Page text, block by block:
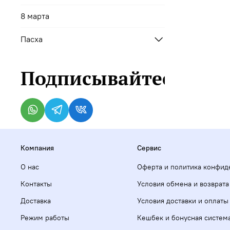
8 марта
Пасха
Подписывайтесь
Компания
О нас
Контакты
Доставка
Режим работы
Сервис
Оферта и политика
Условия обмена и возврата
Условия доставки и оплаты
Кешбек и бонусная